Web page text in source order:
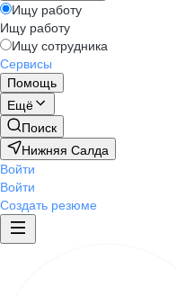
Ищу работу
Ищу работу
Ищу сотрудника
Сервисы
Помощь
Ещё
Поиск
Нижняя Салда
Войти
Войти
Создать резюме